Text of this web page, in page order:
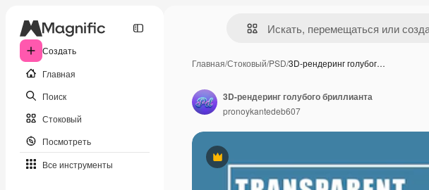
Создать
Главная
Поиск
Стоковый
Посмотреть
Все инструменты
Главная/Стоковый/PSD/3D-рендеринг голубог…
Премиум
3D-рендеринг голубого бриллианта
pronoykantedeb607